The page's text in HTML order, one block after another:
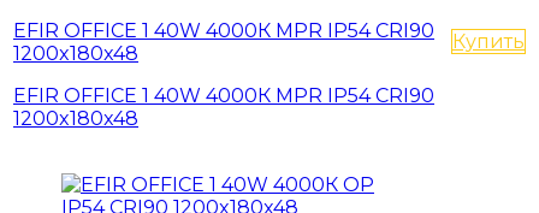
EFIR OFFICE 1 40W 4000К MPR IP54 CRI90
1200x180x48
EFIR OFFICE 1 40W 4000К MPR IP54 CRI90
1200x180x48
Купить